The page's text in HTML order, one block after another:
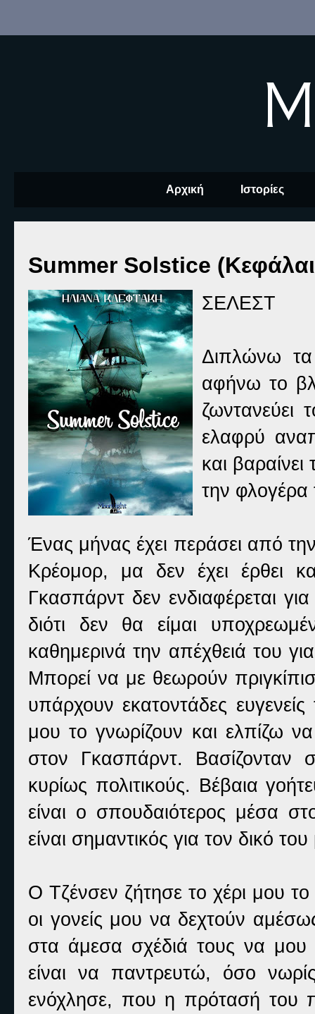
Αρχική Ιστορίες
Summer Solstice
ΣΕΛΕΣΤ
Διπλώνω
αφήνω το
ζωντανεύει
ελαφρύ
και
την
Ένας μήνας έχει περάσει από
Κρέομορ, μα δεν έχει έρθει
Γκασπάρντ δεν ενδιαφέρεται
διότι δεν θα είμαι
καθημερινά την απέχθειά του
Μπορεί να με θεωρούν
υπάρχουν εκατοντάδες
μου το γνωρίζουν και ελπίζω
στον Γκασπάρντ. Βασίζονταν
κυρίως πολιτικούς. Βέβαια
είναι ο σπουδαιότερος μέσα
είναι σημαντικός για τον δικό
Ο Τζένσεν ζήτησε το χέρι μου
οι γονείς μου να δεχτούν
στα άμεσα σχέδιά τους να μου
είναι να παντρευτώ, όσο
ενόχλησε, που η πρότασή του